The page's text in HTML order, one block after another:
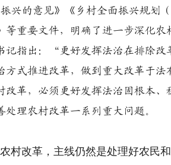
兴的意见》《乡村全面振兴规划
重要文件，明确了进一步深化农
记指出：“更好发挥法治在排除改
方式推进改革，做到重大改革于法
革，必须更好发挥法治固根本、
理农村改革一系列重大问题。
改革，主线仍然是处理好农民和